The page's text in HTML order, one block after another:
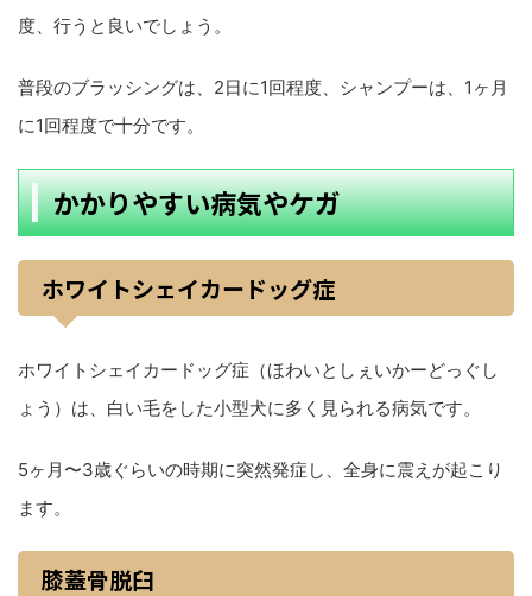
度、行うと良いでしょう。
普段のブラッシングは、2日に1回程度、シャンプーは、1ヶ月
に1回程度で十分です。
かかりやすい病気やケガ
ホワイトシェイカードッグ症
ホワイトシェイカードッグ症（ほわいとしぇいかーどっぐし
ょう）は、白い毛をした小型犬に多く見られる病気です。
5ヶ月〜3歳ぐらいの時期に突然発症し、全身に震えが起こり
ます。
膝蓋骨脱臼